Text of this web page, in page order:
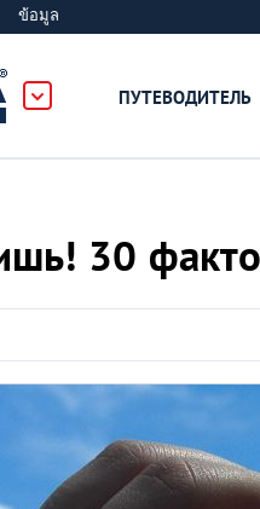
ข้อมูล
ПУТЕВОДИТЕЛЬ
30